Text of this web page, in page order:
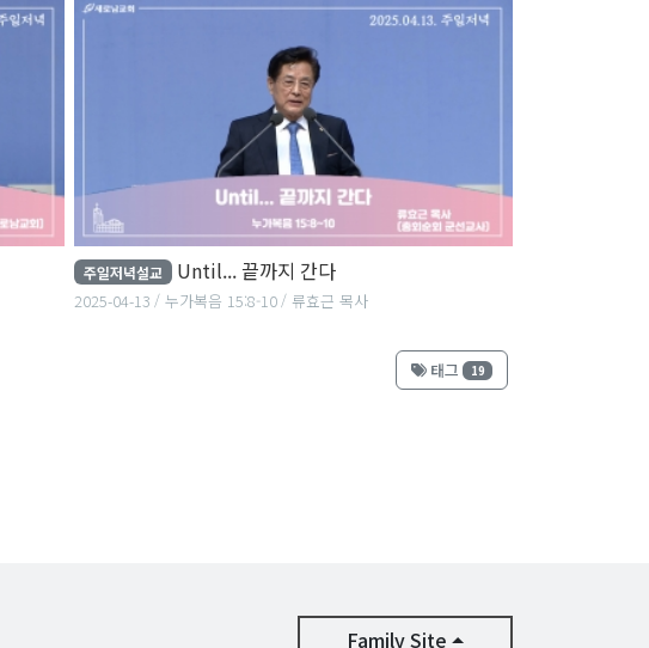
주일저녁설교 Until... 끝까지 간다
2025-04-13 누가복음 15:8-10 류효근 목사
태그 19
Family Site